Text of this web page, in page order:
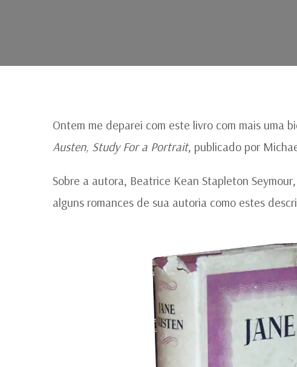
Ontem me deparei com este livro com mais uma
Austen, Study For a Portrait, publicado por
Sobre a autora, Beatrice Kean Stapleton
alguns romances de sua autoria como estes